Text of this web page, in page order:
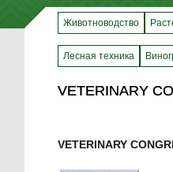
Животноводство
Лесная техника
VETERINARY
VETERINARY
VETERINARY